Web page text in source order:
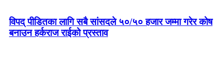
विपद् पीडितका लागि सबै सांसदले ५०/५० हजार जम्मा गरेर कोष
बनाउन हर्कराज राईको प्रस्ताव